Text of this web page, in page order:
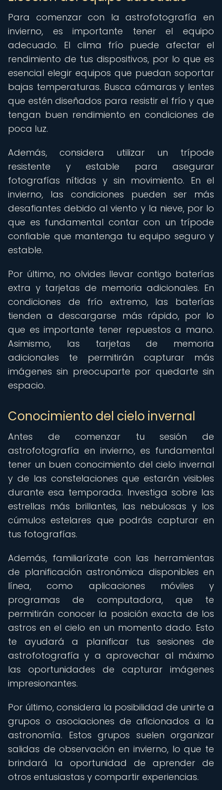
Para comenzar con la astrofotografía en
invierno, es importante tener el equipo
adecuado. El clima frío puede afectar el
rendimiento de tus dispositivos, por lo que es
esencial elegir equipos que puedan soportar
bajas temperaturas. Busca cámaras y lentes
que estén diseñados para resistir el frío y que
tengan buen rendimiento en condiciones de
poca luz.
Además, considera utilizar un trípode
resistente y estable para asegurar
fotografías nítidas y sin movimiento. En el
invierno, las condiciones pueden ser más
desafiantes debido al viento y la nieve, por lo
que es fundamental contar con un trípode
confiable que mantenga tu equipo seguro y
estable.
Por último, no olvides llevar contigo baterías
extra y tarjetas de memoria adicionales. En
condiciones de frío extremo, las baterías
tienden a descargarse más rápido, por lo
que es importante tener repuestos a mano.
Asimismo, las tarjetas de memoria
adicionales te permitirán capturar más
imágenes sin preocuparte por quedarte sin
espacio.
Conocimiento del cielo invernal
Antes de comenzar tu sesión de
astrofotografía en invierno, es fundamental
tener un buen conocimiento del cielo invernal
y de las constelaciones que estarán visibles
durante esa temporada. Investiga sobre las
estrellas más brillantes, las nebulosas y los
cúmulos estelares que podrás capturar en
tus fotografías.
Además, familiarízate con las herramientas
de planificación astronómica disponibles en
línea, como aplicaciones móviles y
programas de computadora, que te
permitirán conocer la posición exacta de los
astros en el cielo en un momento dado. Esto
te ayudará a planificar tus sesiones de
astrofotografía y a aprovechar al máximo
las oportunidades de capturar imágenes
impresionantes.
Por último, considera la posibilidad de unirte a
grupos o asociaciones de aficionados a la
astronomía. Estos grupos suelen organizar
salidas de observación en invierno, lo que te
brindará la oportunidad de aprender de
otros entusiastas y compartir experiencias.